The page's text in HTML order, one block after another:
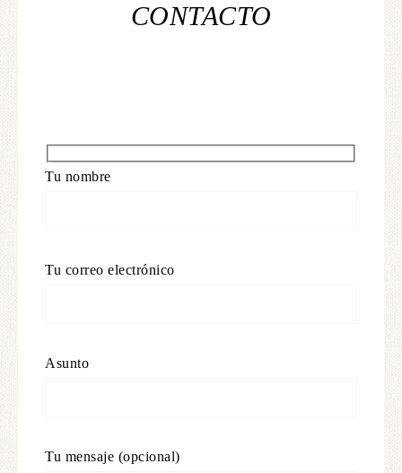
CONTACTO
Tu nombre
Tu correo electrónico
Asunto
Tu mensaje (opcional)